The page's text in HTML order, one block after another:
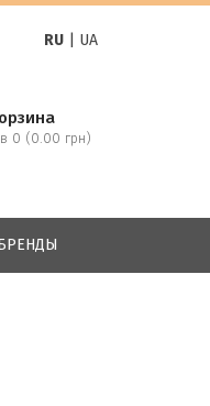
RU| UA
Товаров 0 (0.00 грн)